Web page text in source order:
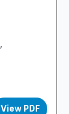
View PDF